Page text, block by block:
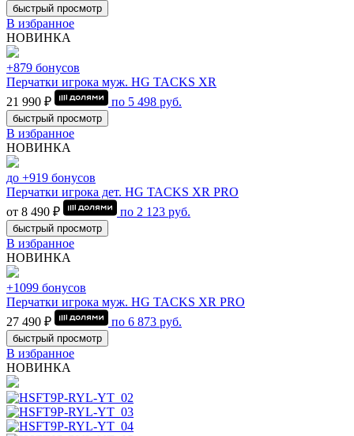
быстрый просмотр
В избранное
НОВИНКА
+879 бонусов
Перчатки игрока муж. HG TACKS XR
21 990 ₽
по 5 498 руб.
быстрый просмотр
В избранное
НОВИНКА
до +919 бонусов
Перчатки игрока дет. HG TACKS XR PRO
от 8 490 ₽
по 2 123 руб.
быстрый просмотр
В избранное
НОВИНКА
+1099 бонусов
Перчатки игрока муж. HG TACKS XR PRO
27 490 ₽
по 6 873 руб.
быстрый просмотр
В избранное
НОВИНКА